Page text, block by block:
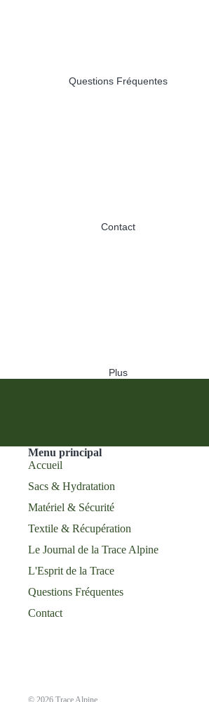
Questions Fréquentes
Contact
Plus
Menu principal
Accueil
Sacs & Hydratation
Matériel & Sécurité
Textile & Récupération
Le Journal de la Trace Alpine
L'Esprit de la Trace
Questions Fréquentes
Contact
© 2026 Trace Alpine